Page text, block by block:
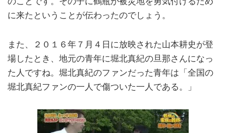
に来たということが伝わったのでしょう。
また、２０１６年７月４日に放映された山本耕史が登
場したとき、地元の青年に堀北真紀の旦那さんになっ
た人ですね。堀北真紀のファンだった青年は「全国の
堀北真紀ファンの一人で傷ついた一人である。」